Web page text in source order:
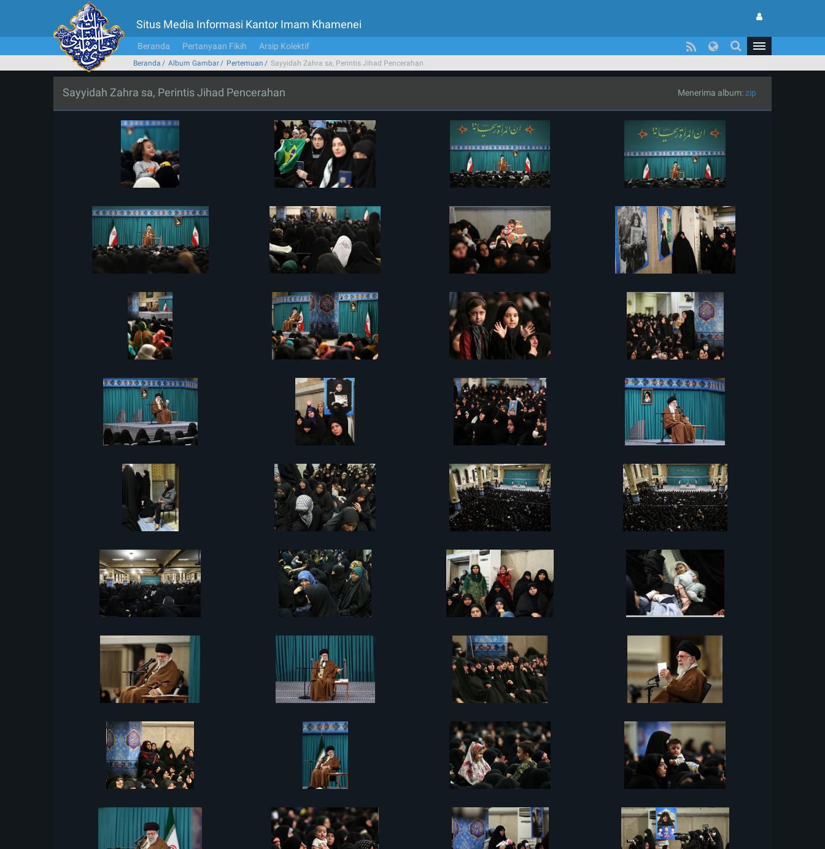
Situs Media Informasi Kantor Imam Khamenei
Beranda Pertanyaan Fikih Arsip Kolektif
Beranda Album Gambar Pertemuan Sayyidah Zahra sa, Perintis Jihad Pencerahan
Sayyidah Zahra sa, Perintis Jihad Pencerahan Menerima album:zip